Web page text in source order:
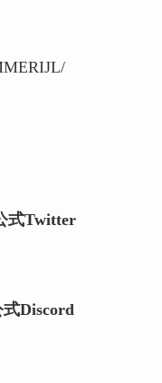
式Twitter
Discord